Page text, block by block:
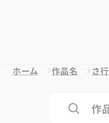
ホーム 作品名 さ行